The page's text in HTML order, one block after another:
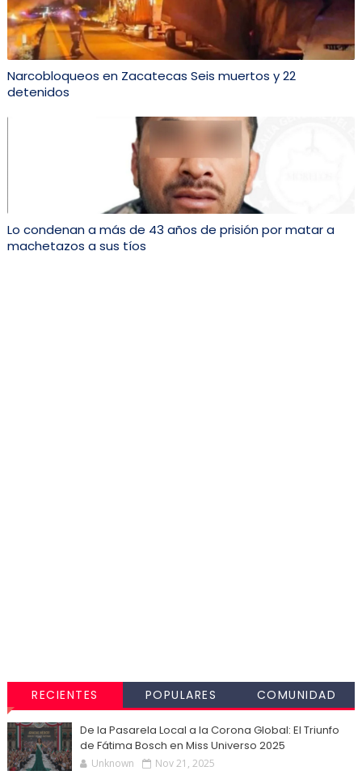
Narcobloqueos en Zacatecas Seis muertos y 22
detenidos
Lo condenan a más de 43 años de prisión por matar a
machetazos a sus tíos
RECIENTES POPULARES COMUNIDAD
De la Pasarela Local a la Corona Global: El Triunfo
de Fátima Bosch en Miss Universo 2025
Unknown Nov 21, 2025